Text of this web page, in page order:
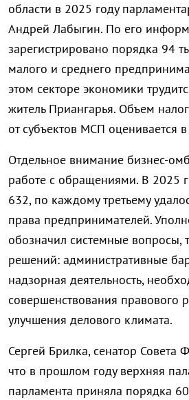
области в 2025 году
Андрей Лабыгин. По его
зарегистрировано порядка 94
малого и среднего
этом секторе экономики
житель Приангарья. Объем
от субъектов МСП оценивается
Отдельное внимание бизнес-
работе с обращениями. В 2025
632, по каждому третьему
права предпринимателей.
обозначил системные вопросы,
решений: административные
надзорная деятельность,
совершенствования правового
улучшения делового климата.
Сергей Брилка, сенатор Совета
что в прошлом году верхняя
парламента приняла порядка